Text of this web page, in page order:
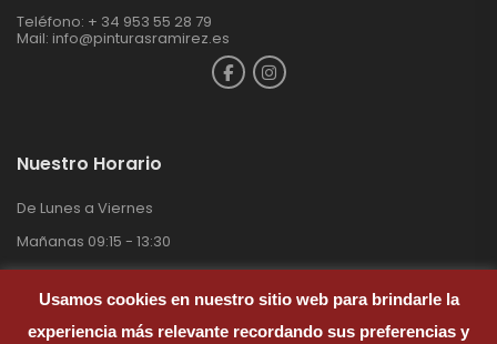
Teléfono: + 34 953 55 28 79
Mail: info@pinturasramirez.es
Nuestro Horario
De Lunes a Viernes
Mañanas 09:15 - 13:30
Tardes 17:00 - 20.00
Sábados 09:30 – 13:00
Usamos cookies en nuestro sitio web para brindarle la
experiencia más relevante recordando sus preferencias y